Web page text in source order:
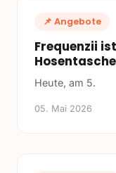
📌 Angebote
Frequenzii
Heute, am 5.
05. Mai 2026